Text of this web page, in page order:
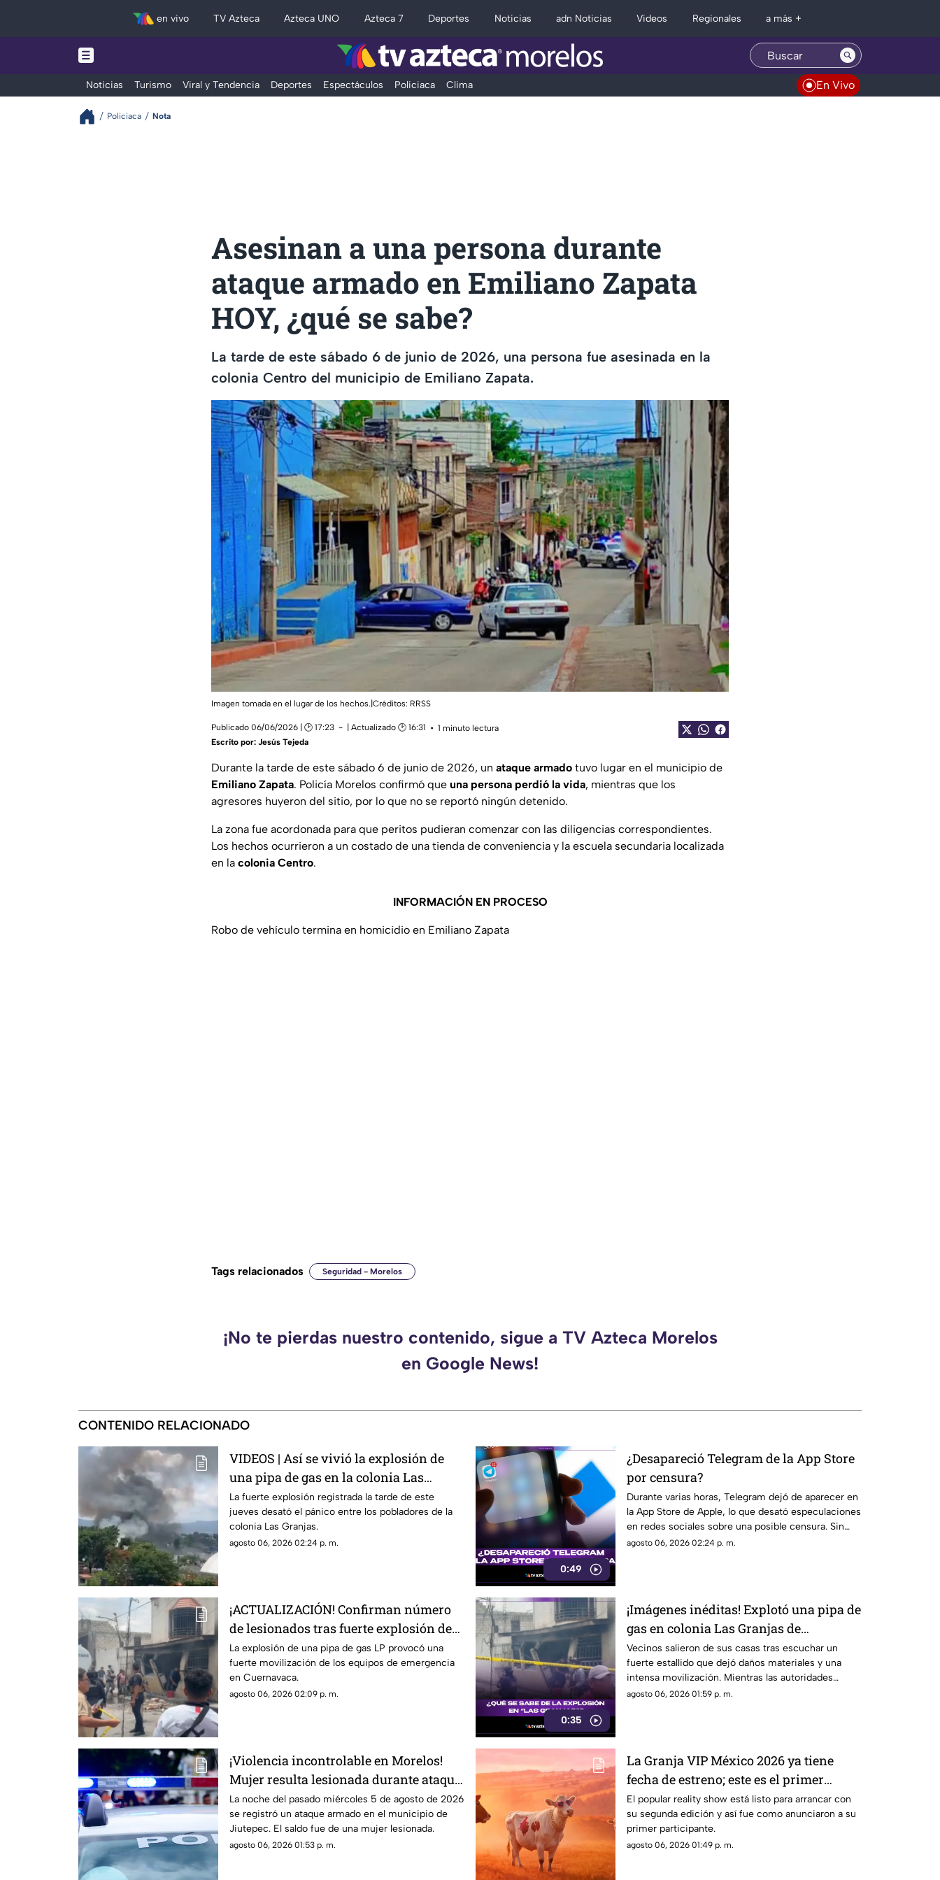
en vivo TV Azteca Azteca UNO Azteca 7 Deportes Noticias adn Noticias Videos Regionales a más +
Noticias Turismo Viral y Tendencia Deportes Espectáculos Policiaca Clima En Vivo
Policiaca Nota
Asesinan a una persona durante
ataque armado en Emiliano Zapata
HOY, ¿qué se sabe?
La tarde de este sábado 6 de junio de 2026, una persona fue asesinada en la
colonia Centro del municipio de Emiliano Zapata.
Imagen tomada en el lugar de los hechos.|Créditos: RRSS
Publicado 06/06/2026 | 🕑 17:23 | Actualizado 🕑 16:31
1 minuto lectura
Escrito por: Jesús Tejeda
Durante la tarde de este sábado 6 de junio de 2026, un ataque armado tuvo lugar en el municipio de
Emiliano Zapata. Policía Morelos confirmó que una persona perdió la vida, mientras que los
agresores huyeron del sitio, por lo que no se reportó ningún detenido.
La zona fue acordonada para que peritos pudieran comenzar con las diligencias correspondientes.
Los hechos ocurrieron a un costado de una tienda de conveniencia y la escuela secundaria localizada
en la colonia Centro.
INFORMACIÓN EN PROCESO
Robo de vehículo termina en homicidio en Emiliano Zapata
Tags relacionados Seguridad - Morelos
¡No te pierdas nuestro contenido, sigue a TV Azteca Morelos
en Google News!
CONTENIDO RELACIONADO
VIDEOS | Así se vivió la explosión de
una pipa de gas en la colonia Las
Granjas, Cuernavaca
La fuerte explosión registrada la tarde de este
jueves desató el pánico entre los pobladores de la
colonia Las Granjas.
agosto 06, 2026 02:24 p. m.
0:49
¿Desapareció Telegram de la App Store
por censura?
Durante varias horas, Telegram dejó de aparecer en
la App Store de Apple, lo que desató especulaciones
en redes sociales sobre una posible censura. Sin
embargo, Pavel Durov, fundador de la aplicación,
agosto 06, 2026 02:24 p. m.
¡ACTUALIZACIÓN! Confirman número
de lesionados tras fuerte explosión de
pipa de gas en colonia Las Granjas
La explosión de una pipa de gas LP provocó una
fuerte movilización de los equipos de emergencia
en Cuernavaca.
agosto 06, 2026 02:09 p. m.
0:35
¡Imágenes inéditas! Explotó una pipa de
gas en colonia Las Granjas de
Cuernavaca
Vecinos salieron de sus casas tras escuchar un
fuerte estallido que dejó daños materiales y una
intensa movilización. Mientras las autoridades
investigan qué provocó la explosión, estas son las
agosto 06, 2026 01:59 p. m.
¡Violencia incontrolable en Morelos!
Mujer resulta lesionada durante ataque
armado en Jiutepec
La noche del pasado miércoles 5 de agosto de 2026
se registró un ataque armado en el municipio de
Jiutepec. El saldo fue de una mujer lesionada.
agosto 06, 2026 01:53 p. m.
La Granja VIP México 2026 ya tiene
fecha de estreno; este es el primer
participante confirmado
El popular reality show está listo para arrancar con
su segunda edición y así fue como anunciaron a su
primer participante.
agosto 06, 2026 01:49 p. m.